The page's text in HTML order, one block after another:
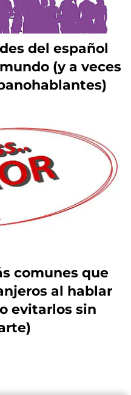
del español
(y a veces
comunes que
al hablar
evitarlos sin